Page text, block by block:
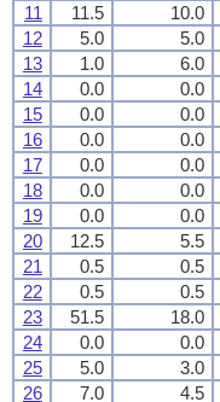
11
11.5 10.0
12
5.0 5.0
13
1.0 6.0
14
0.0 0.0
15
0.0 0.0
16
0.0 0.0
17
0.0 0.0
18
0.0 0.0
19
0.0 0.0
20
12.5 5.5
21
0.5 0.5
22
0.5 0.5
23
51.5 18.0
24
0.0 0.0
25
5.0 3.0
26
7.0 4.5